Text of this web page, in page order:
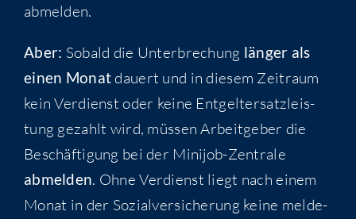
abmelden.
Aber: Sobald die Unter­bre­chung län­ger als
einen Monatdau­ert und in die­sem Zeit­raum
kein Ver­dienst oder kei­ne Ent­gel­ter­satz­leis­
tung gezahlt wird, müs­sen Arbeit­ge­ber die
Beschäf­ti­gung bei der Mini­job-Zen­tra­le
abmel­den. Ohne Ver­dienst liegt nach einem
Monat in der Sozi­al­ver­si­che­rung kei­ne mel­de­